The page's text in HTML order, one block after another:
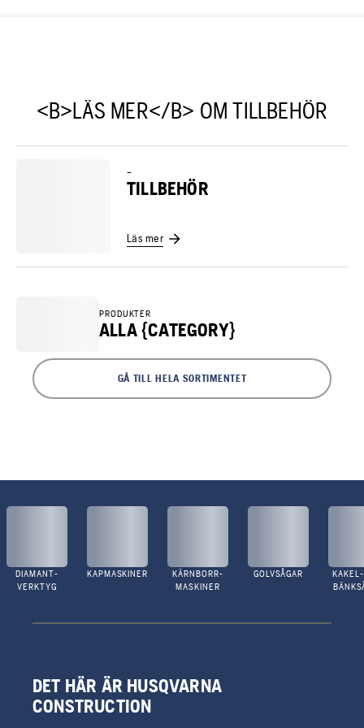
<B>LÄS MER</B> OM TILLBEHÖR
–
TILLBEHÖR
Läs mer
PRODUKTER
ALLA {CATEGORY}
GÅ TILL HELA SORTIMENTET
DIAMANT-
VERKTYG
KAPMASKINER
KÄRNBORR-
MASKINER
GOLVSÅGAR
DET HÄR ÄR HUSQVARNA
CONSTRUCTION